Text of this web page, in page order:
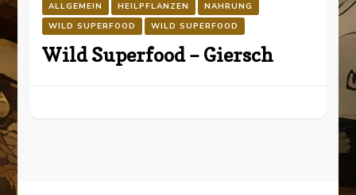
ALLGEMEIN HEILPFLANZEN
NAHRUNG
WILD SUPERFOOD
WILD SUPERFOOD
Wild Superfood – Giersch